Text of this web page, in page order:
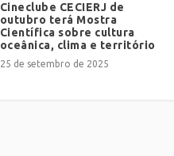
Cineclube CECIERJ de
outubro terá Mostra
Científica sobre cultura
oceânica, clima e território
25 de setembro de 2025